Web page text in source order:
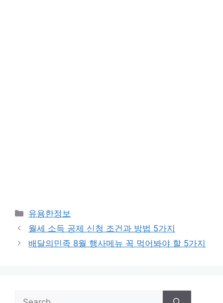
Categories
유용한정보
월세 소득 공제 신청 조건과 방법 5가지
배달의민족 8월 행사메뉴 꼭 먹어봐야 할 5가지
Search